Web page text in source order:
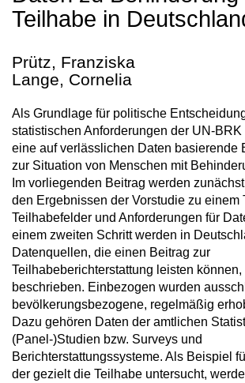
Teilhabe in
Prütz, Franziska
Lange, Cornelia
Als Grundlage für politische
statistischen Anforderungen der UN-
eine auf verlässlichen Daten basierende
zur Situation von Menschen mit
Im vorliegenden Beitrag werden
den Ergebnissen der Vorstudie zu einem
Teilhabefelder und Anforderungen für
einem zweiten Schritt werden in
Datenquellen, die einen Beitrag zur
Teilhabeberichterstattung leisten können,
beschrieben. Einbezogen wurden
bevölkerungsbezogene, regelmäßig
Dazu gehören Daten der amtlichen
(Panel-)Studien bzw. Surveys und
Berichterstattungssysteme. Als Beispiel
der gezielt die Teilhabe untersucht,